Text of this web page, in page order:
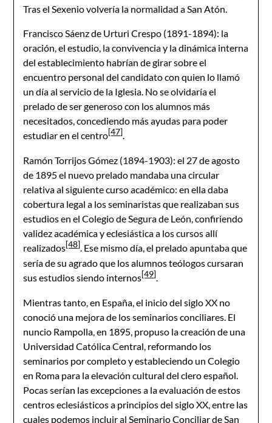
Tras el Sexenio volvería la normalidad a San Atón.
Francisco Sáenz de Urturi Crespo (1891-1894): la
oración, el estudio, la convivencia y la dinámica interna
del establecimiento habrían de girar sobre el
encuentro personal del candidato con quien lo llamó
un día al servicio de la Iglesia. No se olvidaría el
prelado de ser generoso con los alumnos más
necesitados, concediendo más ayudas para poder
estudiar en el centro[47].
Ramón Torrijos Gómez (1894-1903): el 27 de agosto
de 1895 el nuevo prelado mandaba una circular
relativa al siguiente curso académico: en ella daba
cobertura legal a los seminaristas que realizaban sus
estudios en el Colegio de Segura de León, confiriendo
validez académica y eclesiástica a los cursos allí
realizados[48]. Ese mismo día, el prelado apuntaba que
sería de su agrado que los alumnos teólogos cursaran
sus estudios siendo internos[49].
Mientras tanto, en España, el inicio del siglo XX no
conoció una mejora de los seminarios conciliares. El
nuncio Rampolla, en 1895, propuso la creación de una
Universidad Católica Central, reformando los
seminarios por completo y estableciendo un Colegio
en Roma para la elevación cultural del clero español.
Pocas serían las excepciones a la evaluación de estos
centros eclesiásticos a principios del siglo XX, entre las
cuales podemos incluir al Seminario Conciliar de San